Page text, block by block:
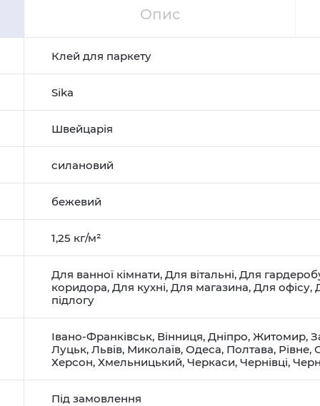
Опис
Клей для паркету
Sika
Швейцарія
силановий
бежевий
1,25 кг/м²
Для ванної кімнати, Для вітальні, Для
коридора, Для кухні, Для магазина, Для офісу,
підлогу
Івано-Франківськ, Вінниця, Дніпро, Житомир,
Луцьк, Львів, Миколаїв, Одеса, Полтава, Рівне,
Херсон, Хмельницький, Черкаси, Чернівці,
Під замовлення